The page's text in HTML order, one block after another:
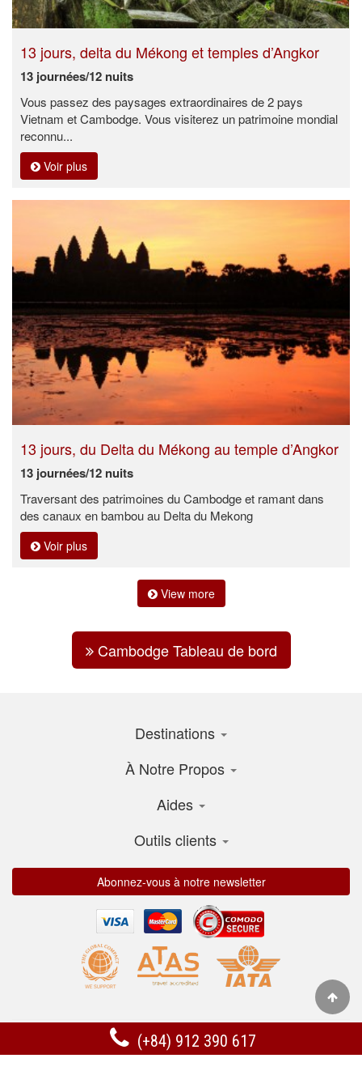
(+84) 912 390 617
13 jours, delta du Mékong et temples d’Angkor
13 journées/12 nuits
Vous passez des paysages extraordinaires de 2 pays
Vietnam et Cambodge. Vous visiterez un patrimoine mondial
reconnu...
Voir plus
13 jours, du Delta du Mékong au temple d’Angkor
13 journées/12 nuits
Traversant des patrimoines du Cambodge et ramant dans
des canaux en bambou au Delta du Mekong
Voir plus
View more
Cambodge Tableau de bord
Destinations
À Notre Propos
Aides
Outils clients
Abonnez-vous à notre newsletter
Discovery Indochina